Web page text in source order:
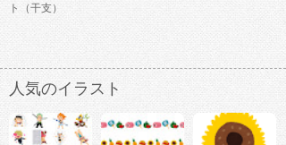
ト（干支）
人気のイラスト